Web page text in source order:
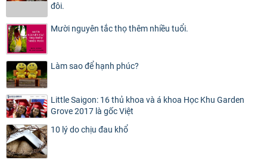
đôi.
Mười nguyên tắc thọ thêm nhiều tuổi.
Làm sao để hạnh phúc?
Little Saigon: 16 thủ khoa và á khoa Học Khu Garden
Grove 2017 là gốc Việt
10 lý do chịu đau khổ